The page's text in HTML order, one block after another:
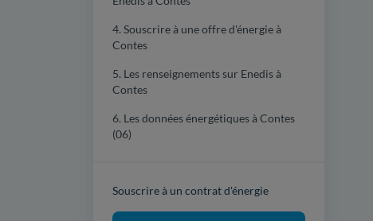
4. Souscrire à une offre d'énergie à
Contes
5. Les renseignements sur Enedis à
Contes
6. Les données énergétiques à Contes
(06)
Souscrire à un contrat d'énergie